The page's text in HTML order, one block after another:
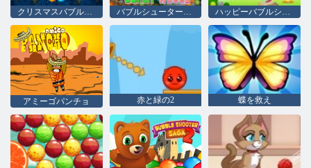
クリスマスバブルシューター バブルシューターキャンディホイール ハッピーバブルシューター
アミーゴパンチョ 赤と緑の2 蝶を救え